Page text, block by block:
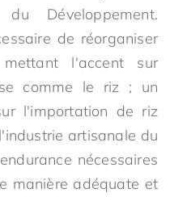
Développement.
de réorganiser
l'accent sur
comme le riz ; un
l'importation de riz
artisanale du
nécessaires
manière adéquate et